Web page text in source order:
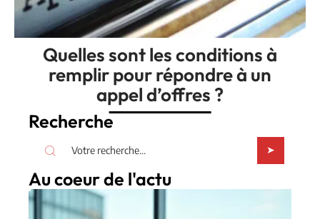
Quelles sont les conditions à
remplir pour répondre à un
appel d’offres ?
Recherche
Au coeur de l'actu